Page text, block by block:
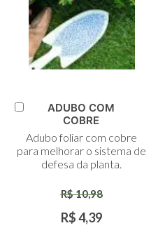
Carrinho
ADUBO COM
COBRE
Adubo foliar com cobre
para melhorar o sistema de
defesa da planta.
R$ 10,98
R$ 4,39